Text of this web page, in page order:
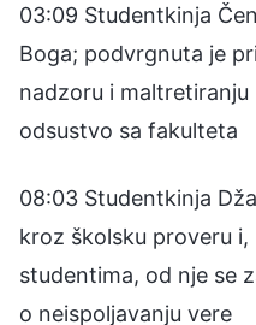
03:09 Studentkinja
Boga; podvrgnuta je
nadzoru i
odsustvo sa fakulteta
08:03 Studentkinja
kroz školsku proveru i,
studentima, od nje se
o neispoljavanju vere